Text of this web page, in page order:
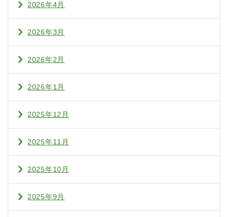
2026年4月
2026年3月
2026年2月
2026年1月
2025年12月
2025年11月
2025年10月
2025年9月